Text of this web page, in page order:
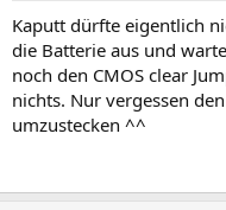
Kaputt dürfte eigentlich
die Batterie aus und
noch den CMOS clear
nichts. Nur vergessen
umzustecken ^^